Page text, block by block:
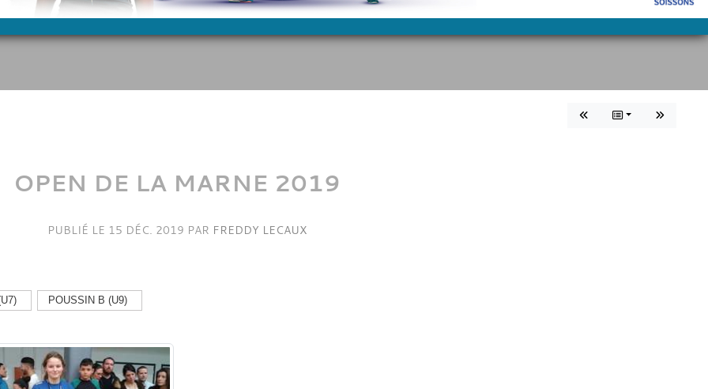
OPEN DE LA MARNE 2019
PUBLIÉ LE 15 DÉC. 2019 PAR FREDDY LECAUX
POUSSIN B (U9)